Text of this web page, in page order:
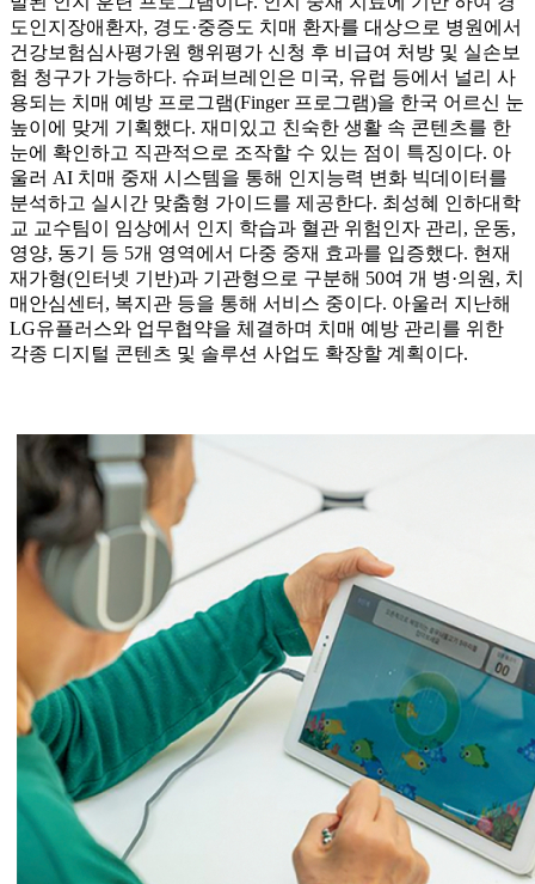
도인지장애환자, 경도·중증도 치매 환자를 대상으로 병원에서
건강보험심사평가원 행위평가 신청 후 비급여 처방 및 실손보
험 청구가 가능하다. 슈퍼브레인은 미국, 유럽 등에서 널리 사
용되는 치매 예방 프로그램(Finger 프로그램)을 한국 어르신 눈
높이에 맞게 기획했다. 재미있고 친숙한 생활 속 콘텐츠를 한
눈에 확인하고 직관적으로 조작할 수 있는 점이 특징이다. 아
울러 AI 치매 중재 시스템을 통해 인지능력 변화 빅데이터를
분석하고 실시간 맞춤형 가이드를 제공한다. 최성혜 인하대학
교 교수팀이 임상에서 인지 학습과 혈관 위험인자 관리, 운동,
영양, 동기 등 5개 영역에서 다중 중재 효과를 입증했다. 현재
재가형(인터넷 기반)과 기관형으로 구분해 50여 개 병·의원, 치
매안심센터, 복지관 등을 통해 서비스 중이다. 아울러 지난해
LG유플러스와 업무협약을 체결하며 치매 예방 관리를 위한
각종 디지털 콘텐츠 및 솔루션 사업도 확장할 계획이다.